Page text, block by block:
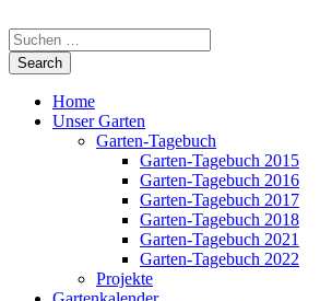
Home
Unser Garten
Garten-Tagebuch
Garten-Tagebuch 2015
Garten-Tagebuch 2016
Garten-Tagebuch 2017
Garten-Tagebuch 2018
Garten-Tagebuch 2021
Garten-Tagebuch 2022
Projekte